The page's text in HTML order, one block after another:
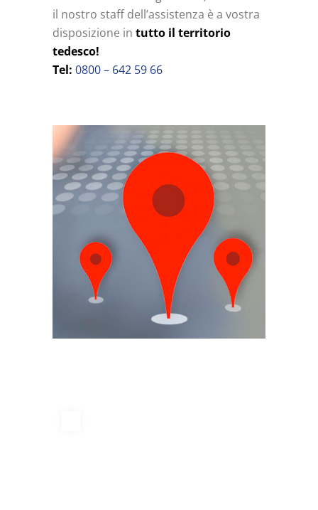
il nostro staff dell’assistenza è a vostra
disposizione in tutto il territorio
tedesco!
Tel: 0800 – 642 59 66